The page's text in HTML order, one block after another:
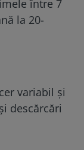
între 7
la 20-
variabil și
descărcări